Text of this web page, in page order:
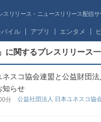
スリリース・ニュースリリース配信
バイル アプリ エンタメ
に関するプレスリリース
スコ協会連盟と公益財団
知らせ
分 公益社団法人 日本ユネスコ協